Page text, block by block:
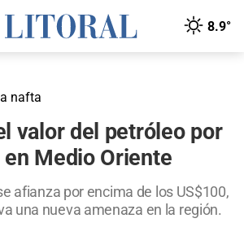
8.9°
nafta
valor del petróleo por
Medio Oriente
afianza por encima de los US$100,
una nueva amenaza en la región.